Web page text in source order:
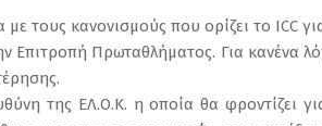
τους κανονισμούς που ορίζει το ICC
Πρωταθλήματος. Για κανένα
της ΕΛ.Ο.Κ. η οποία θα φροντίζει